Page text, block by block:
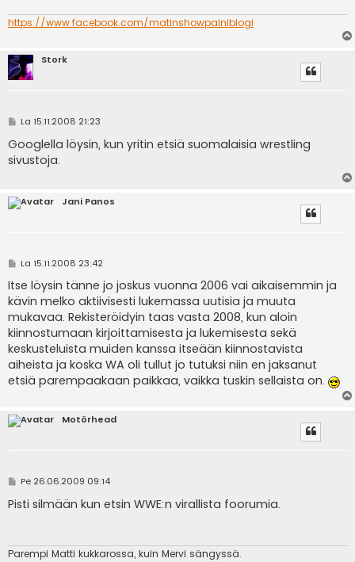
https://www.facebook.com/matinshowpainiblogi
Stork
V
e
s
t
La 15.11.2008 21:23
Googlella löysin, kun yritin etsiä suomalaisia wrestling
sivustoja.
Jani Panos
V
e
s
t
i
La 15.11.2008 23:42
Itse löysin tänne jo joskus vuonna 2006 vai aikaisemmin ja
kävin melko aktiivisesti lukemassa uutisia ja muuta
mukavaa. Rekisteröidyin taas vasta 2008, kun aloin
kiinnostumaan kirjoittamisesta ja lukemisesta sekä
keskusteluista muiden kanssa itseään kiinnostavista
aiheista ja koska WA oli tullut jo tutuksi niin en jaksanut
etsiä parempaakaan paikkaa, vaikka tuskin sellaista on.
Motörhead
V
e
s
Pe 26.06.2009 09:14
Pisti silmään kun etsin WWE:n virallista foorumia.
Parempi Matti kukkarossa, kuin Mervi sängyssä.